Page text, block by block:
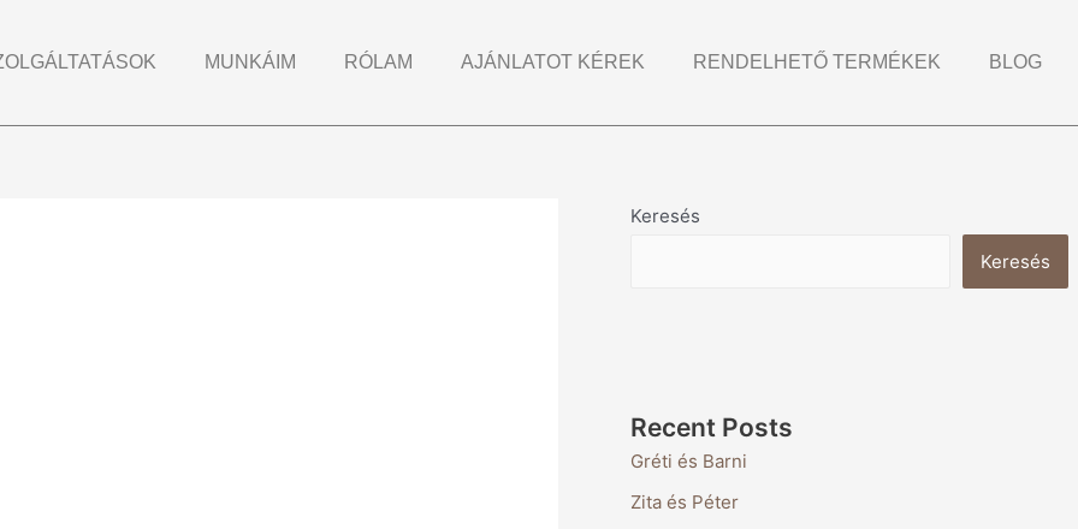
MUNKÁIM RÓLAM AJÁNLATOT KÉREK RENDELHETŐ TERMÉKEK BLOG
Keresés
Keresés
Recent Posts
Gréti és Barni
Zita és Péter